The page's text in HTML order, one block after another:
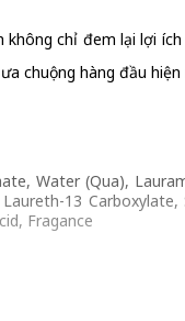
chỉ đem lại lợi
chuộng hàng đầu
Water (Qua),
13 Carboxylate,
Fragance